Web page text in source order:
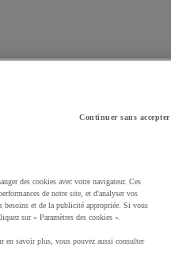
Continuer sans accepter
des cookies avec votre navigateur. Ces
de notre site, et d'analyser vos
besoins et de la publicité appropriée. Si vous
sur « Paramètres des cookies ».
en savoir plus, vous pouvez aussi consulter